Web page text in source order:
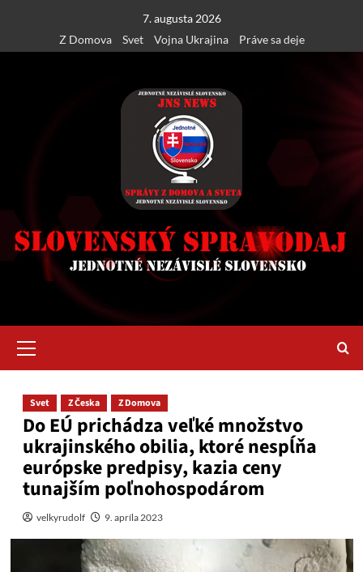
content
7. augusta 2026
Z Domova
Svet Vojna Ukrajina Práve sa deje
Menu
Svet Z Česka Z Domova
Do EÚ prichádza veľké množstvo
ukrajinského obilia, ktoré nespĺňa
európske predpisy, kazia ceny
tunajším poľnohospodárom
velkyrudolf 9. apríla 2023